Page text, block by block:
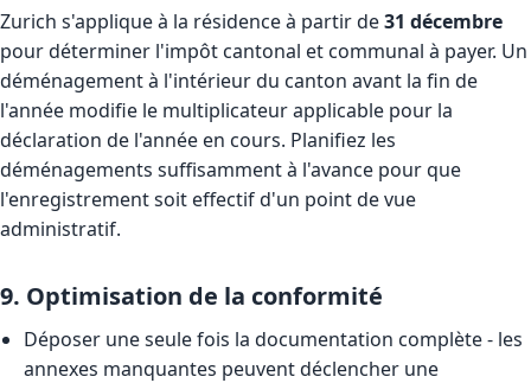
Zurich s'applique à la résidence à partir de31 décembre
pour déterminer l'impôt cantonal et communal à payer. Un
déménagement à l'intérieur du canton avant la fin de
l'année modifie le multiplicateur applicable pour la
déclaration de l'année en cours. Planifiez les
déménagements suffisamment à l'avance pour que
l'enregistrement soit effectif d'un point de vue
administratif.
9. Optimisation de la conformité
Déposer une seule fois la documentation complète - les
annexes manquantes peuvent déclencher une